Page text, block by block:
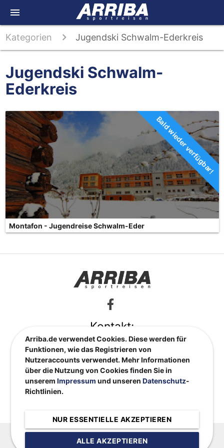
menu
Kategorien Jugendski Schwalm-Ederkreis
Jugendski Schwalm-
Ederkreis
Bald wieder verfügbar!
Montafon - Jugendreise Schwalm-Eder
Arriba.de verwendet Cookies. Diese werden für
Funktionen, wie das Registrieren von
Nutzeraccounts verwendet. Mehr Informationen
über die Nutzung von Cookies finden Sie in
unseremImpressum und unserenDatenschutz-
Richtlinien.
NUR ESSENTIELLE AKZEPTIEREN
ALLE AKZEPTIEREN
Kontakt:
info@arriba.de
0551 48 66 82
ARRIBA Sportreisen GmbH
Nikolausberger Weg 61
37073 Göttingen
Impressum Kontakt